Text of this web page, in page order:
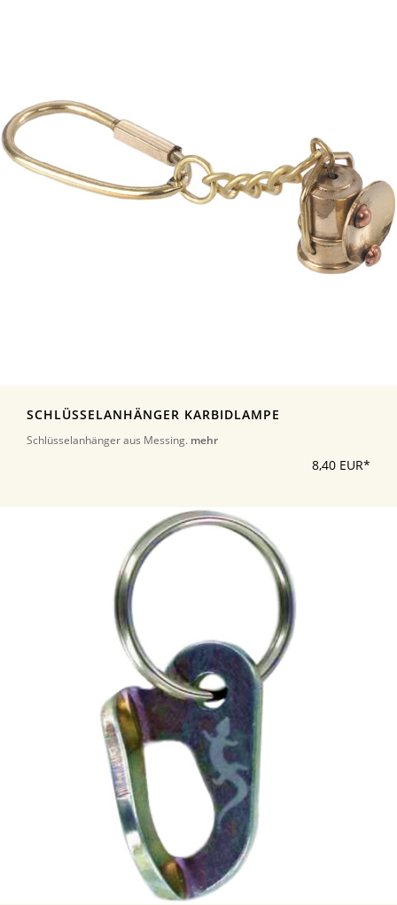
SCHLÜSSELANHÄNGER KARBIDLAMPE
Schlüsselanhänger aus Messing. mehr
8,40 EUR*